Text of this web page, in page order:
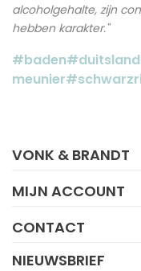
alcoholgehalte, zijn
hebben karakter."
#baden#duitsland
meunier
VONK & BRANDT
MIJN ACCOUNT
CONTACT
NIEUWSBRIEF